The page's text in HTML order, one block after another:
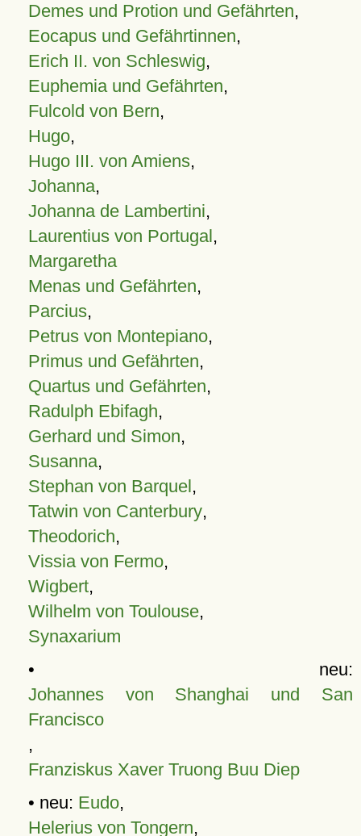
Demes und Protion und Gefährten,
Eocapus und Gefährtinnen,
Erich II. von Schleswig,
Euphemia und Gefährten,
Fulcold von Bern,
Hugo,
Hugo III. von Amiens,
Johanna,
Johanna de Lambertini,
Laurentius von Portugal,
Margaretha
Menas und Gefährten,
Parcius,
Petrus von Montepiano,
Primus und Gefährten,
Quartus und Gefährten,
Radulph Ebifagh,
Gerhard und Simon,
Susanna,
Stephan von Barquel,
Tatwin von Canterbury,
Theodorich,
Vissia von Fermo,
Wigbert,
Wilhelm von Toulouse,
Synaxarium
• neu:
Johannes von Shanghai und San
Francisco
,
Franziskus Xaver Truong Buu Diep
• neu: Eudo,
Helerius von Tongern,